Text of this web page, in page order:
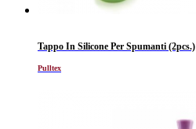
Tappo In Silicone Per Spumanti (2pcs.)
Pulltex